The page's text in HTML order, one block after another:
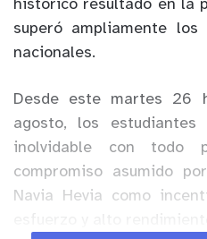
histórico resultado en la
superó ampliamente
nacionales.
Desde este martes 26
agosto, los estudiantes
inolvidable con todo
compromiso asumido
Navia Hevia como